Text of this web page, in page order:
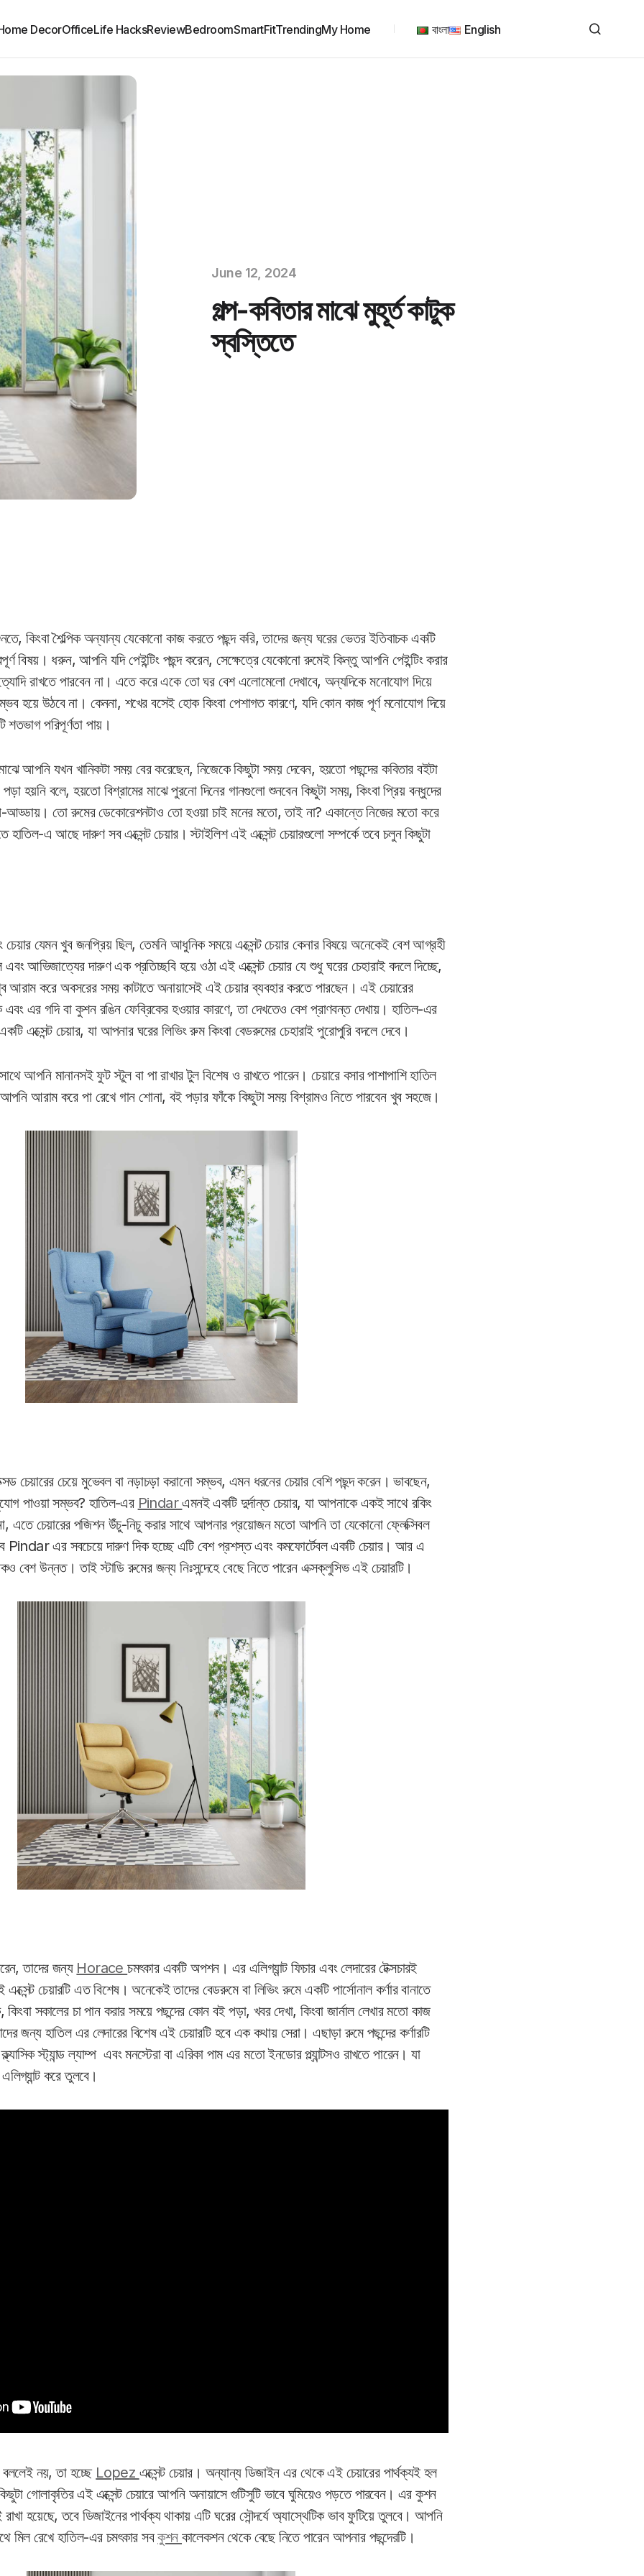
DecorOfficeLife HacksReviewBedroomSmartFitTrendingMy Home বাংলা English
June 12, 2024
গল্প-কবিতার মাঝে মুহূর্ত কাটুক
স্বস্তিতে
কিংবা শৈল্পিক অন্যান্য যেকোনো কাজ করতে পছন্দ করি, তাদের জন্য ঘরের ভেতর ইতিবাচক একটি
বিষয়। ধরুন, আপনি যদি পেইন্টিং পছন্দ করেন, সেক্ষেত্রে যেকোনো রুমেই কিন্তু আপনি পেইন্টিং করার
রাখতে পারবেন না। এতে করে একে তো ঘর বেশ এলোমেলো দেখাবে, অন্যদিকে মনোযোগ দিয়ে
হয়ে উঠবে না। কেননা, শখের বসেই হোক কিংবা পেশাগত কারণে, যদি কোন কাজ পূর্ণ মনোযোগ দিয়ে
পরিপূর্ণতা পায়।
আপনি যখন খানিকটা সময় বের করেছেন, নিজেকে কিছুটা সময় দেবেন, হয়তো পছন্দের কবিতার বইটা
হয়নি বলে, হয়তো বিশ্রামের মাঝে পুরনো দিনের গানগুলো শুনবেন কিছুটা সময়, কিংবা প্রিয় বন্ধুদের
আড্ডায়। তো রুমের ডেকোরেশনটাও তো হওয়া চাই মনের মতো, তাই না? একান্তে নিজের মতো করে
এ আছে দারুণ সব এক্সেন্ট চেয়ার। স্টাইলিশ এই এক্সেন্ট চেয়ারগুলো সম্পর্কে তবে চলুন কিছুটা
চেয়ার যেমন খুব জনপ্রিয় ছিল, তেমনি আধুনিক সময়ে এক্সেন্ট চেয়ার কেনার বিষয়ে অনেকেই বেশ আগ্রহী
আভিজাত্যের দারুণ এক প্রতিচ্ছবি হয়ে ওঠা এই এক্সেন্ট চেয়ার যে শুধু ঘরের চেহারাই বদলে দিচ্ছে,
করে অবসরের সময় কাটাতে অনায়াসেই এই চেয়ার ব্যবহার করতে পারছেন। এই চেয়ারের
এর গদি বা কুশন রঙিন ফেব্রিকের হওয়ার কারণে, তা দেখতেও বেশ প্রাণবন্ত দেখায়। হাতিল-এর
এক্সেন্ট চেয়ার, যা আপনার ঘরের লিভিং রুম কিংবা বেডরুমের চেহারাই পুরোপুরি বদলে দেবে।
আপনি মানানসই ফুট স্টুল বা পা রাখার টুল বিশেষ ও রাখতে পারেন। চেয়ারে বসার পাশাপাশি হাতিল
আরাম করে পা রেখে গান শোনা, বই পড়ার ফাঁকে কিছুটা সময় বিশ্রামও নিতে পারবেন খুব সহজে।
চেয়ারের চেয়ে মুভেবল বা নড়াচড়া করানো সম্ভব, এমন ধরনের চেয়ার বেশি পছন্দ করেন। ভাবছেন,
পাওয়া সম্ভব? হাতিল-এর Pindarএমনই একটি দুর্দান্ত চেয়ার, যা আপনাকে একই সাথে রকিং
এতে চেয়ারের পজিশন উঁচু-নিচু করার সাথে আপনার প্রয়োজন মতো আপনি তা যেকোনো ফ্লেক্সিবল
Pindar এর সবচেয়ে দারুণ দিক হচ্ছে এটি বেশ প্রশস্ত এবং কমফোর্টেবল একটি চেয়ার। আর এ
বেশ উন্নত। তাই স্টাডি রুমের জন্য নিঃসন্দেহে বেছে নিতে পারেন এক্সক্লুসিভ এই চেয়ারটি।
তাদের জন্য Horaceচমৎকার একটি অপশন। এর এলিগ্যান্ট ফিচার এবং লেদারের টেক্সচারই
চেয়ারটি এত বিশেষ। অনেকেই তাদের বেডরুমে বা লিভিং রুমে একটি পার্সোনাল কর্ণার বানাতে
সকালের চা পান করার সময়ে পছন্দের কোন বই পড়া, খবর দেখা, কিংবা জার্নাল লেখার মতো কাজ
জন্য হাতিল এর লেদারের বিশেষ এই চেয়ারটি হবে এক কথায় সেরা। এছাড়া রুমে পছন্দের কর্ণারটি
ক্ল্যাসিক স্ট্যান্ড ল্যাম্প এবং মনস্টেরা বা এরিকা পাম এর মতো ইনডোর প্ল্যান্টসও রাখতে পারেন। যা
করে তুলবে।
বললেই নয়, তা হচ্ছে Lopez এক্সেন্ট চেয়ার। অন্যান্য ডিজাইন এর থেকে এই চেয়ারের পার্থক্যই হল
গোলাকৃতির এই এক্সেন্ট চেয়ারে আপনি অনায়াসে গুটিসুটি ভাবে ঘুমিয়েও পড়তে পারবেন। এর কুশন
হয়েছে, তবে ডিজাইনের পার্থক্য থাকায় এটি ঘরের সৌন্দর্যে অ্যাস্থেটিক ভাব ফুটিয়ে তুলবে। আপনি
মিল রেখে হাতিল-এর চমৎকার সবকুশনকালেকশন থেকে বেছে নিতে পারেন আপনার পছন্দেরটি।